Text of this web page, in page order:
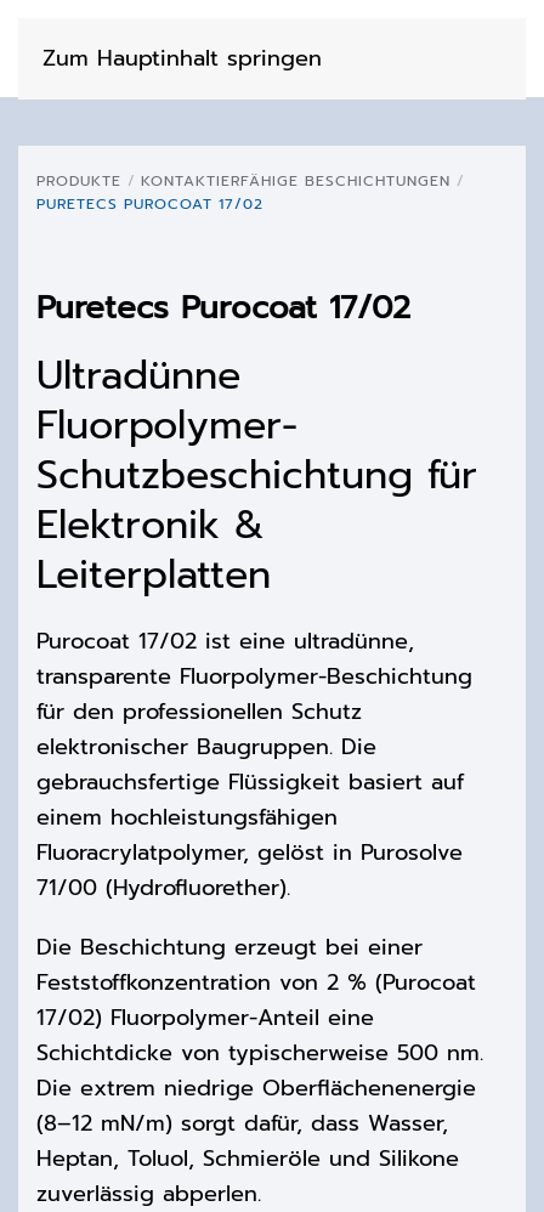
Zum Hauptinhalt springen
PRODUKTE
KONTAKTIERFÄHIGE BESCHICHTUNGEN
PURETECS PUROCOAT 17/02
Puretecs Purocoat 17/02
Ultradünne
Fluorpolymer-
Schutzbeschichtung für
Elektronik &
Leiterplatten
Purocoat 17/02 ist eine ultradünne,
transparente Fluorpolymer-Beschichtung
für den professionellen Schutz
elektronischer Baugruppen. Die
gebrauchsfertige Flüssigkeit basiert auf
einem hochleistungsfähigen
Fluoracrylatpolymer, gelöst in Purosolve
71/00 (Hydrofluorether).
Die Beschichtung erzeugt bei einer
Feststoffkonzentration von 2 % (Purocoat
17/02) Fluorpolymer-Anteil eine
Schichtdicke von typischerweise 500 nm.
Die extrem niedrige Oberflächenenergie
(8–12 mN/m) sorgt dafür, dass Wasser,
Heptan, Toluol, Schmieröle und Silikone
zuverlässig abperlen.